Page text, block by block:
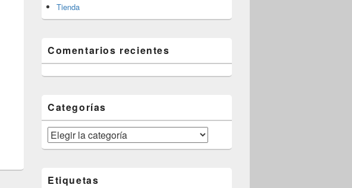
Tienda
Comentarios recientes
Categorías
Categorías
Etiquetas